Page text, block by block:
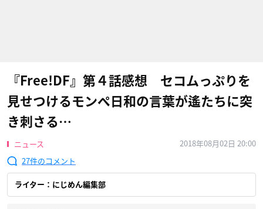
『Free!DF』第４話感想 セコムっぷりを
見せつけるモンペ日和の言葉が遙たちに突
き刺さる…
ニュース
2018年08月02日 20:00
27
ライター：にじめん編集部